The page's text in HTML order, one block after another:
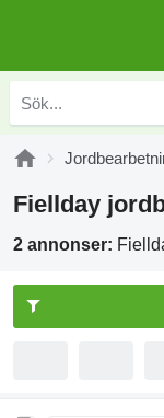
Fiellday
2 annonser: